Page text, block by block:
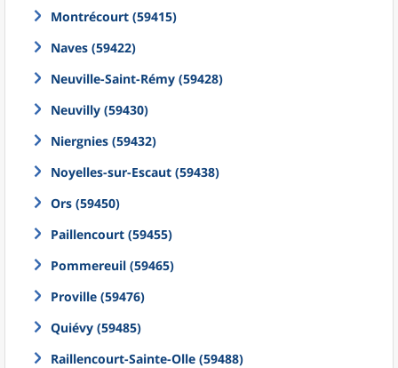
Montrécourt (59415)
Naves (59422)
Neuville-Saint-Rémy (59428)
Neuvilly (59430)
Niergnies (59432)
Noyelles-sur-Escaut (59438)
Ors (59450)
Paillencourt (59455)
Pommereuil (59465)
Proville (59476)
Quiévy (59485)
Raillencourt-Sainte-Olle (59488)